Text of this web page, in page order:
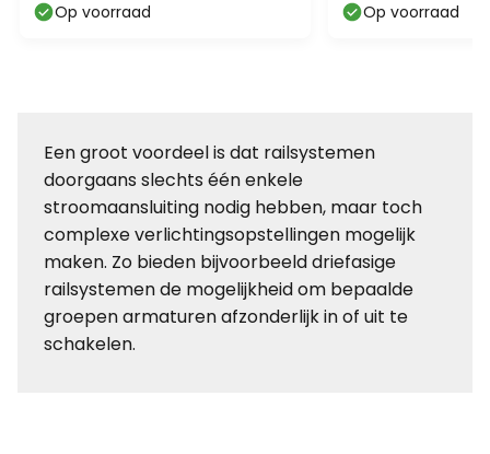
Op voorraad Op voorraad
Een groot voordeel is dat railsystemen
doorgaans slechts één enkele
stroomaansluiting nodig hebben, maar toch
complexe verlichtingsopstellingen mogelijk
maken. Zo bieden bijvoorbeeld driefasige
railsystemen de mogelijkheid om bepaalde
groepen armaturen afzonderlijk in of uit te
schakelen.